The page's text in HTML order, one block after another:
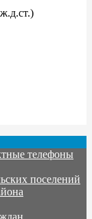
телефоны
поселений